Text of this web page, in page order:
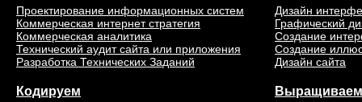
Проектирование информационных систем
Коммерческая интернет стратегия
Коммерческая аналитика
Технический аудит сайта или приложения
Разработка Технических Заданий
Дизайн
Графический
Создание
Создание
Дизайн сайта
Кодируем Выращиваем